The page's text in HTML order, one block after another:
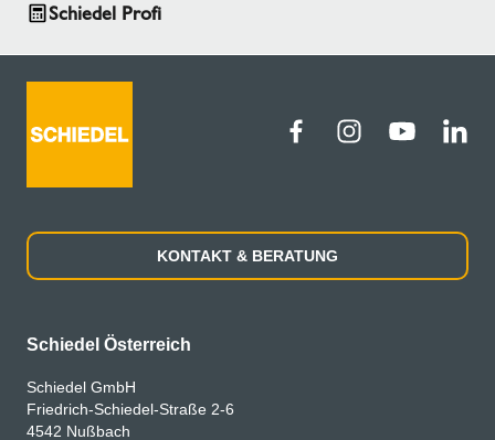
Schiedel Profi
KONTAKT & BERATUNG
Schiedel Österreich
Schiedel GmbH
Friedrich-Schiedel-Straße 2-6
4542 Nußbach